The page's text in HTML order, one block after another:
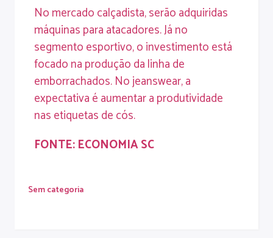
No mercado calçadista, serão adquiridas
máquinas para atacadores. Já no
segmento esportivo, o investimento está
focado na produção da linha de
emborrachados. No jeanswear, a
expectativa é aumentar a produtividade
nas etiquetas de cós.
FONTE: ECONOMIA SC
Sem categoria